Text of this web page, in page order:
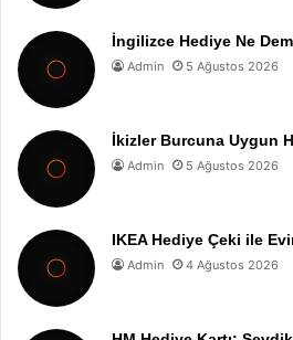
İngilizce Hediye Ne
Admin 5 Ağustos 2026
İkizler Burcuna Uygun
Admin 5 Ağustos 2026
IKEA Hediye Çeki ile
Admin 4 Ağustos 2026